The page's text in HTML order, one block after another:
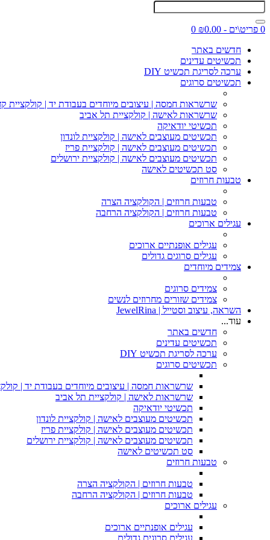
0 פריט\ים - ₪0.00
0
חדשים באתר
תכשיטים עדינים
ערכה לסריגת תכשיט DIY
תכשיטים סרוגים
שרשראות חמסה | עיצובים מיוחדים בעבודת יד | קולקציית
שרשראות לאישה | קולקציית תל אביב
תכשיטי יודאיקה
תכשיטים מעוצבים לאישה | קולקציית לונדון
תכשיטים מעוצבים לאישה | קולקציית פריז
תכשיטים מעוצבים לאישה | קולקציית ירושלים
סט תכשיטים לאישה
טבעות חרוזים
טבעות חרוזים | הקולקציה הצרה
טבעות חרוזים | הקולקציה הרחבה
עגילים ארוכים
עגילים אופנתיים ארוכים
עגילים סרוגים גדולים
צמידים מיוחדים
צמידים סרוגים
צמידים שזורים מחרוזים לנשים
השראה, עיצוב וסטייל | JewelRina
עוד...
חדשים באתר
תכשיטים עדינים
ערכה לסריגת תכשיט DIY
תכשיטים סרוגים
שרשראות חמסה | עיצובים מיוחדים בעבודת יד |
שרשראות לאישה | קולקציית תל אביב
תכשיטי יודאיקה
תכשיטים מעוצבים לאישה | קולקציית לונדון
תכשיטים מעוצבים לאישה | קולקציית פריז
תכשיטים מעוצבים לאישה | קולקציית ירושלים
סט תכשיטים לאישה
טבעות חרוזים
טבעות חרוזים | הקולקציה הצרה
טבעות חרוזים | הקולקציה הרחבה
עגילים ארוכים
עגילים אופנתיים ארוכים
עגילים סרוגים גדולים